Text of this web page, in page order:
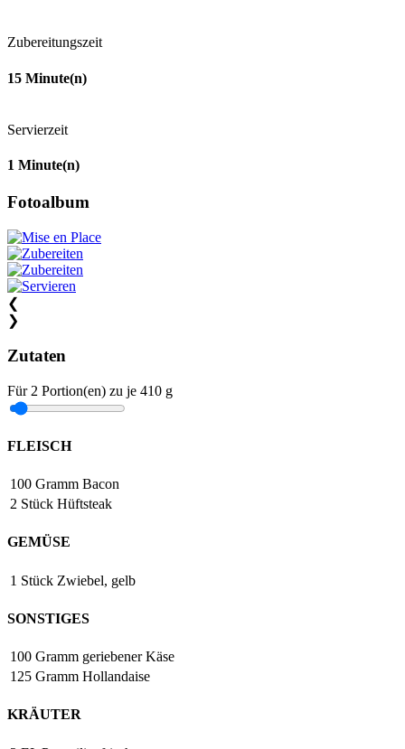
Zubereitungszeit
15 Minute(n)
Servierzeit
1 Minute(n)
Fotoalbum
❮
❯
Zutaten
Für 2 Portion(en) zu je 410 g
FLEISCH
100 Gramm Bacon
2 Stück Hüftsteak
GEMÜSE
1 Stück Zwiebel, gelb
SONSTIGES
100 Gramm geriebener Käse
125 Gramm Hollandaise
KRÄUTER